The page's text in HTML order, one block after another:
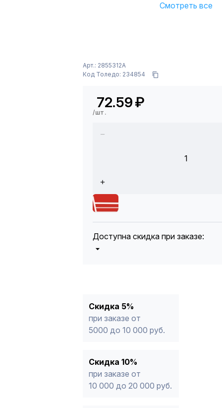
Смотреть все
Арт.: 2855312A
Код Толедо: 234854
72.59₽
/шт.
1
Доступна скидка при заказе:
* -Для заказов, состоящих
продукции, максимальная скидка
Скидка 5%
при заказе от
5000 до 10 000 руб.
Скидка 10%
при заказе от
10 000 до 20 000 руб.